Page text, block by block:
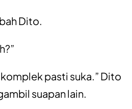
Dito.
komplek pasti suka.” Dito
suapan lain.